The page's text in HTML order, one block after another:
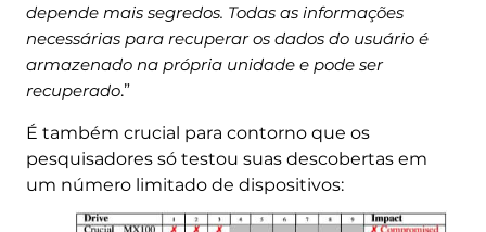
depende mais segredos. Todas as informações
necessárias para recuperar os dados do usuário é
armazenado na própria unidade e pode ser
recuperado.”
É também crucial para contorno que os
pesquisadores só testou suas descobertas em
um número limitado de dispositivos: